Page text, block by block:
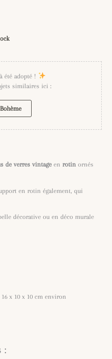
été adopté !
similaires ici :
de verres vintage enrotinornés
en rotin également, qui
décorative ou en déco murale
x 10 x 10 cm environ
: